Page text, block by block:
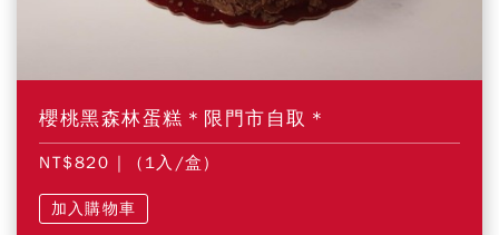
櫻桃黑森林蛋糕＊限門市自取＊
NT$820 | (1入/盒)
加入購物車